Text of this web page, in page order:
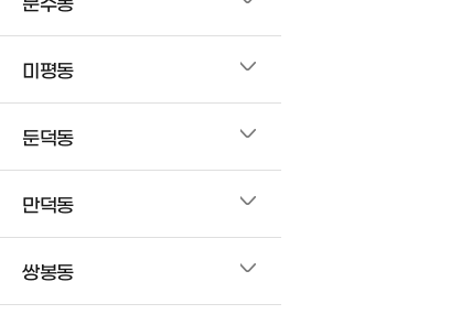
미평동
둔덕동
만덕동
쌍봉동